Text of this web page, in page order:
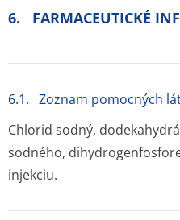
6. FARMACEUTICKÉ
6.1. Zoznam pomocných
Chlorid sodný,
sodného,
injekciu.